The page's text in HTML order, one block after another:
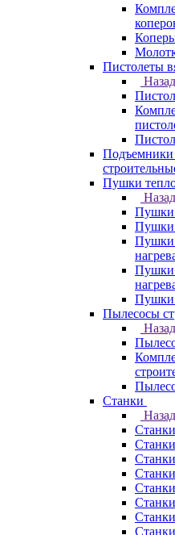
Пистолеты
Назад
Подъемники
Пушки
Назад
Пушки
Пушки
Пушки
Пушки
Пушки
Пылесосы
Назад
Станки
Назад
Станки